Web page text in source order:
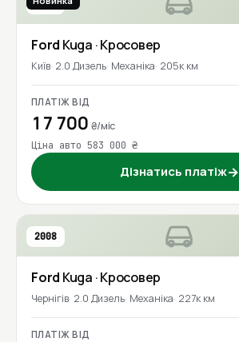
2016
Ford Kuga · Кросовер
Київ 2.0 Дизель Механіка 205к км
ПЛАТІЖ ВІД
17 700 ₴/міс
Ціна авто 583 000 ₴
Дізнатись платіж→
2008
Ford Kuga · Кросовер
Чернігів 2.0 Дизель Механіка 227к км
ПЛАТІЖ ВІД